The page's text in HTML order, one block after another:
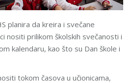
planira da kreira i svečane
nositi prilikom školskih svečanosti i
kalendaru, kao što su Dan škole i
tokom časova u učionicama,